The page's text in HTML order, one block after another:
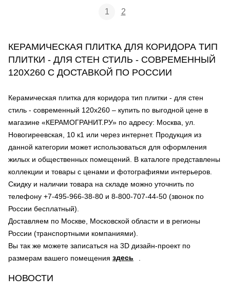
1 2
КЕРАМИЧЕСКАЯ ПЛИТКА ДЛЯ КОРИДОРА ТИП
ПЛИТКИ - ДЛЯ СТЕН СТИЛЬ - СОВРЕМЕННЫЙ
120Х260 С ДОСТАВКОЙ ПО РОССИИ
Керамическая плитка для коридора тип плитки - для стен
стиль - современный 120х260 – купить по выгодной цене в
магазине «КЕРАМОГРАНИТ.РУ» по адресу: Москва, ул.
Новогиреевская, 10 к1 или через интернет. Продукция из
данной категории может использоваться для оформления
жилых и общественных помещений. В каталоге представлены
коллекции и товары с ценами и фотографиями интерьеров.
Скидку и наличии товара на складе можно уточнить по
телефону +7-495-966-38-80 и 8-800-707-44-50 (звонок по
России бесплатный).
Доставляем по Москве, Московской области и в регионы
России (транспортными компаниями).
Вы так же можете записаться на 3D дизайн-проект по
размерам вашего помещения здесь
НОВОСТИ